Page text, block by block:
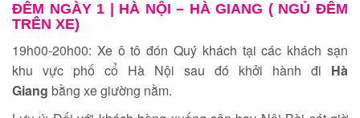
ĐÊM NGÀY 1 |
HÀ NỘI – HÀ GIANG ( NGỦ ĐÊM
TRÊN XE)
19h00-20h00: Xe ô tô đón Quý khách tại các khách sạn
khu vực phố cổ Hà Nội sau đó khởi hành đi Hà
Giang bằng xe giường nằm.